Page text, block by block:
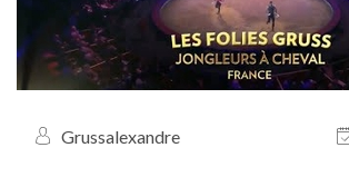
Grussalexandre